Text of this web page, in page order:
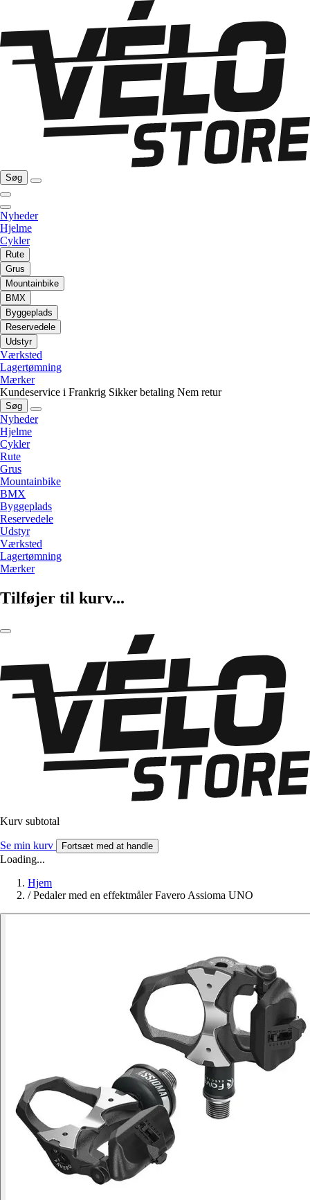
Søg
Nyheder
Hjelme
Cykler
Rute
Grus
Mountainbike
BMX
Byggeplads
Reservedele
Udstyr
Værksted
Lagertømning
Mærker
Kundeservice i Frankrig Sikker betaling Nem retur
Søg
Nyheder
Hjelme
Cykler
Rute
Grus
Mountainbike
BMX
Byggeplads
Reservedele
Udstyr
Værksted
Lagertømning
Mærker
Tilføjer til kurv...
Kurv subtotal
Se min kurv Fortsæt med at handle
Loading...
Hjem
/ Pedaler med en effektmåler Favero Assioma UNO